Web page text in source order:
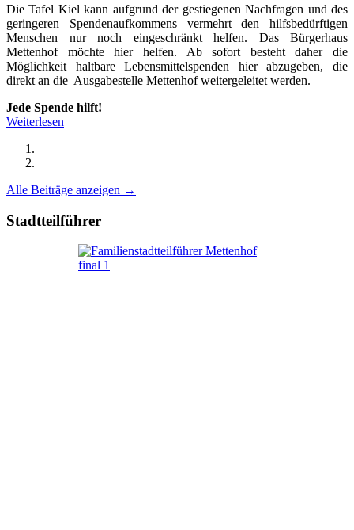
Die Tafel Kiel kann aufgrund der gestiegenen Nachfragen und des
geringeren Spendenaufkommens vermehrt den hilfsbedürftigen
Menschen nur noch eingeschränkt helfen. Das Bürgerhaus
Mettenhof möchte hier helfen. Ab sofort besteht daher die
Möglichkeit haltbare Lebensmittelspenden hier abzugeben, die
direkt an die Ausgabestelle Mettenhof weitergeleitet werden.
Jede Spende hilft!
Weiterlesen
Alle Beiträge anzeigen →
Stadtteilführer